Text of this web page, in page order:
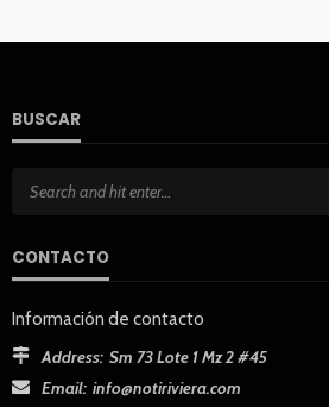
BUSCAR
CONTACTO
Información de contacto
Address: Sm 73 Lote 1 Mz 2 #45
Email: info@notiriviera.com